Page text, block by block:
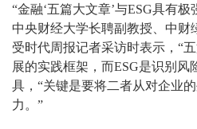
“金融‘五篇大文章’与ESG具有极
中央财经大学长聘副教授、中财
受时代周报记者采访时表示，“
展的实践框架，而ESG是识别风
具，“关键是要将二者从对企业
力。”